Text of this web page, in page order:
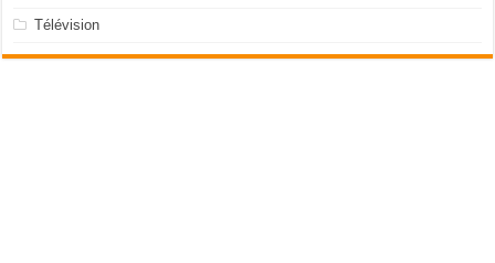
Télévision